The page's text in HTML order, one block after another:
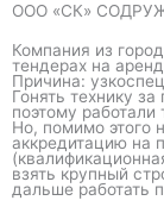
ООО «СК»
Компания из
тендерах на
Причина:
Гонять технику
поэтому работали
Но, помимо этого
аккредитацию на
взять крупный
дальше работать